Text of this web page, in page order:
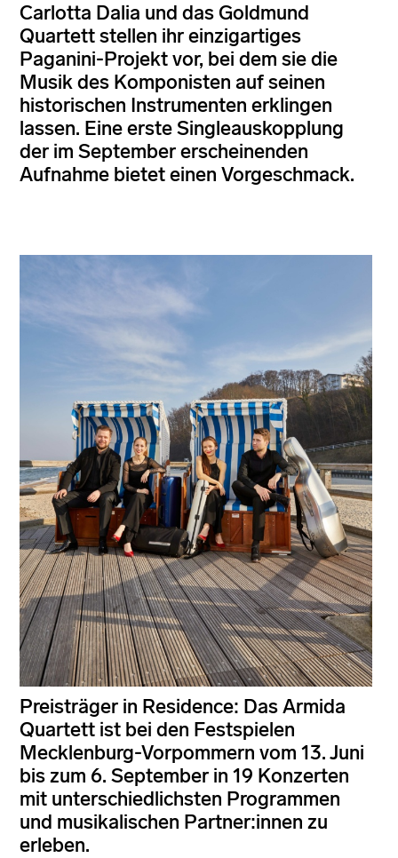
Carlotta Dalia und das Goldmund
Quartett stellen ihr einzigartiges
Paganini-Projekt vor, bei dem sie die
Musik des Komponisten auf seinen
historischen Instrumenten erklingen
lassen. Eine erste Singleauskopplung
der im September erscheinenden
Aufnahme bietet einen Vorgeschmack.
Preisträger in Residence: Das Armida
Quartett ist bei den Festspielen
Mecklenburg-Vorpommern vom 13. Juni
bis zum 6. September in 19 Konzerten
mit unterschiedlichsten Programmen
und musikalischen Partner:innen zu
erleben.